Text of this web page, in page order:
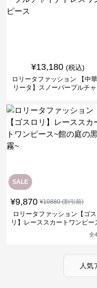
¥13,180 (税込)
ロリータファッション 【中
リータ】スノーパープルチャ
SALE
¥9,870 ¥10880(割引前)
ロリータファッション【ゴス
リ】レーススカートワンピー
全4
人気